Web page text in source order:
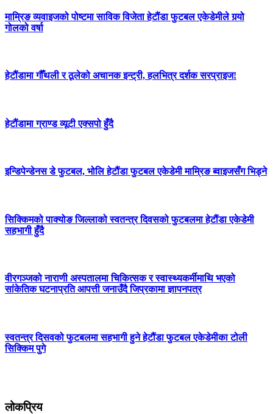
माम्रिङ व्यवाइजको पोष्टमा साविक विजेता हेटौंडा फुटबल एकेडेमीले गर्‍यो
गोलको वर्षा
हेटौंडामा गौँथली र ठूलेको अचानक इन्ट्री, हलभित्र दर्शक सरप्राइज!
हेटौंडामा ग्राण्ड व्यूटी एक्सपो हुँदै
इन्डिपेन्डेनस डे फुटबल, भोलि हेटौंडा फुटबल एकेडेमी माम्रिङ ब्वाइजसँग भिड्ने
सिक्किमको पाक्योङ जिल्लाको स्वतन्त्र दिवसको फुटबलमा हेटौंडा एकेडेमी
सहभागी हुँदै
वीरगञ्जको नाराणी अस्पतालमा चिकित्सक र स्वास्थ्यकर्मीमाथि भएको
सांकेतिक घटनाप्रति आपत्ती जनाउँदै जिप्रकामा ज्ञापनपत्र
स्वतन्त्र दिसवको फुटबलमा सहभागी हुने हेटौंडा फुटबल एकेडेमीका टोली
सिक्किम पुगे
लोकप्रिय